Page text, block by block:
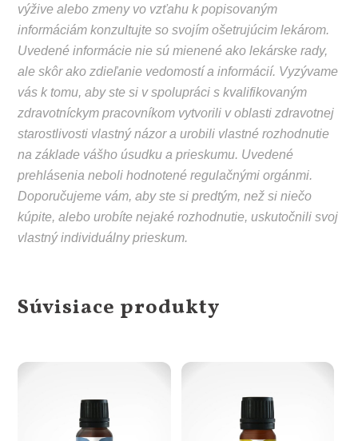
výžive alebo zmeny vo vzťahu k popisovaným
informáciám konzultujte so svojím ošetrujúcim lekárom.
Uvedené informácie nie sú mienené ako lekárske rady,
ale skôr ako zdieľanie vedomostí a informácií. Vyzývame
vás k tomu, aby ste si v spolupráci s kvalifikovaným
zdravotníckym pracovníkom vytvorili v oblasti zdravotnej
starostlivosti vlastný názor a urobili vlastné rozhodnutie
na základe vášho úsudku a prieskumu. Uvedené
prehlásenia neboli hodnotené regulačnými orgánmi.
Doporučujeme vám, aby ste si predtým, než si niečo
kúpite, alebo urobíte nejaké rozhodnutie, uskutočnili svoj
vlastný individuálny prieskum.
Súvisiace produkty